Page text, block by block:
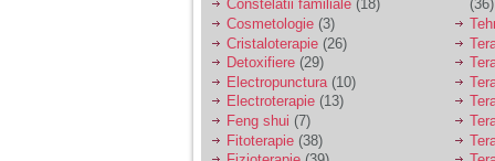
Am o bariera peste
care nu pot trece:
prietena mea a ramas
insarcinata cu o fata.
Am fost de comun
acord sa facem un
copil, cu gandul ca e
baiat.
Constelatii familiale (18)
Cosmetologie (3)
Cristaloterapie (26)
Detoxifiere (29)
Electropunctura (10)
Electroterapie (13)
Feng shui (7)
Fitoterapie (38)
(36)